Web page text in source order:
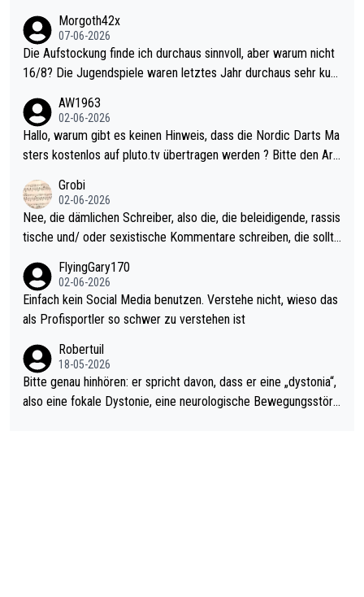
Morgoth42x
07-06-2026
Die Aufstockung finde ich durchaus sinnvoll, aber warum nicht
16/8? Die Jugendspiele waren letztes Jahr durchaus sehr kurz
Allerdings ist Mitchell Lawrie als Nummer 1 der Welt eh qualifi
ziert. Somit ändert die automatische Qualifikation des Weltmei
sters erstmal nichts. Ich denke sie wollen damit für nächstes J
ohl wenig WDF Turniere spielen. Dies war bei Archie Self letzt
es Jahr der Fall. Er musste als amtierender Weltmeister durch
den Qualifier und ich glaube kaum, dass Mitchel sich das (in Ve
el hat.
AW1963
02-06-2026
Hallo, warum gibt es keinen Hinweis, dass die Nordic Darts Ma
sters kostenlos auf pluto.tv übertragen werden ? Bitte den Arti
Grobi
02-06-2026
Nee, die dämlichen Schreiber, also die, die beleidigende, rassis
tische und/ oder sexistische Kommentare schreiben, die sollte
s Leben in den Griff kriegen. Nur eins wundert mich: Luke Little
r war doch neulich erst derjenige, der über Social Media GvV p
rovoziert hat. Und Littlers Mutter schießt öfters mal gegen Ric
FlyingGary170
02-06-2026
Einfach kein Social Media benutzen. Verstehe nicht, wieso das
als Profisportler so schwer zu verstehen ist
Robertuil
18-05-2026
Bitte genau hinhören: er spricht davon, dass er eine „dystonia“,
also eine fokale Dystonie, eine neurologische Bewegungsstöru